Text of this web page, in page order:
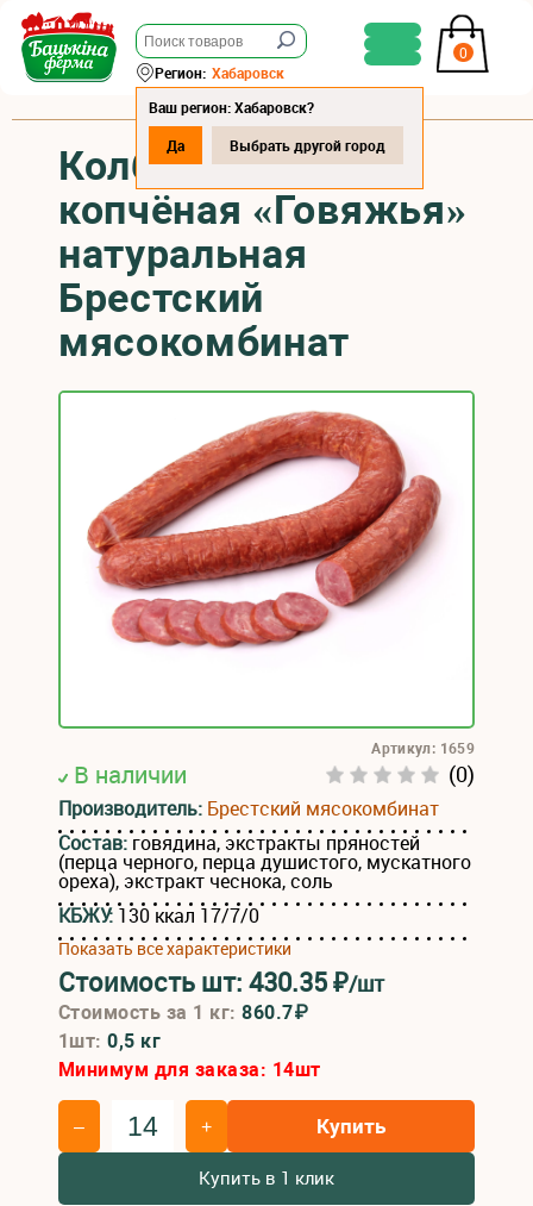
0
Регион: Хабаровск
Ваш регион: Хабаровск?
Да
Выбрать другой город
Колбаса варёно-
копчёная «Говяжья»
натуральная
Брестский
мясокомбинат
В наличии (0)
Артикул: 1659
Производитель: Брестский мясокомбинат
Состав: говядина, экстракты пряностей
(перца черного, перца душистого, мускатного
ореха), экстракт чеснока, соль
КБЖУ: 130 ккал 17/7/0
Показать все характеристики
Стоимость шт: 430.35₽/шт
Стоимость за 1 кг:860.7₽
1шт:0,5 кг
Минимум для заказа: 14шт
– + Купить
Купить в 1 клик